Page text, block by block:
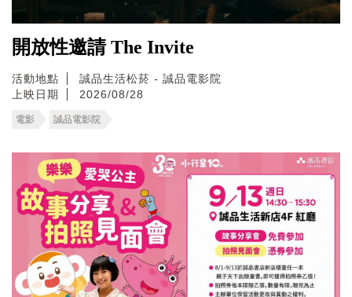
開放性邀請 The Invite
活動地點
誠品生活松菸 - 誠品電影院
上映日期
2026/08/28
電影 誠品電影院